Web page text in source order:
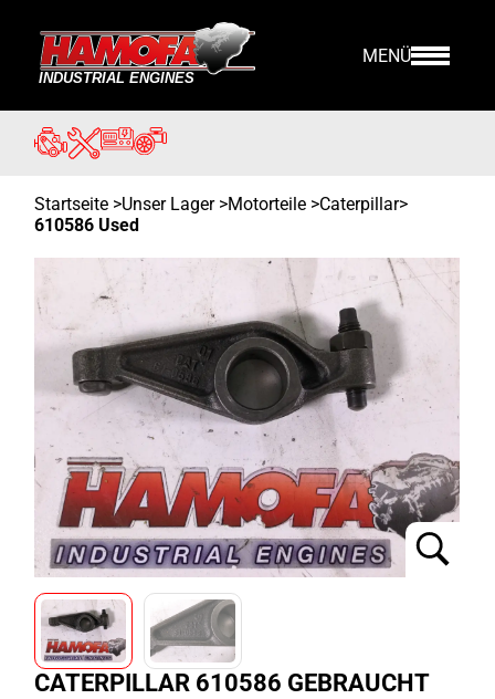
MENÜ
Startseite >Unser Lager>Motorteile >Caterpillar>
610586 Used
CATERPILLAR 610586 GEBRAUCHT